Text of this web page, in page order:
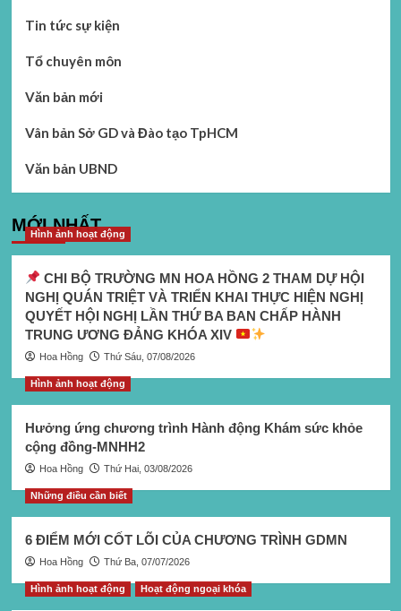
Tin tức sự kiện
Tổ chuyên môn
Văn bản mới
Vân bản Sở GD và Đào tạo TpHCM
Văn bản UBND
MỚI NHẤT
Hình ảnh hoạt động
CHI BỘ TRƯỜNG MN HOA HỒNG 2 THAM DỰ HỘI
NGHỊ QUÁN TRIỆT VÀ TRIỂN KHAI THỰC HIỆN NGHỊ
QUYẾT HỘI NGHỊ LẦN THỨ BA BAN CHẤP HÀNH
TRUNG ƯƠNG ĐẢNG KHÓA XIV
Hoa Hồng Thứ Sáu, 07/08/2026
Hình ảnh hoạt động
Hưởng ứng chương trình Hành động Khám sức khỏe
cộng đồng-MNHH2
Hoa Hồng Thứ Hai, 03/08/2026
Những điều cần biết
6 ĐIỂM MỚI CỐT LÕI CỦA CHƯƠNG TRÌNH GDMN
Hoa Hồng Thứ Ba, 07/07/2026
Hình ảnh hoạt động Hoạt động ngoại khóa